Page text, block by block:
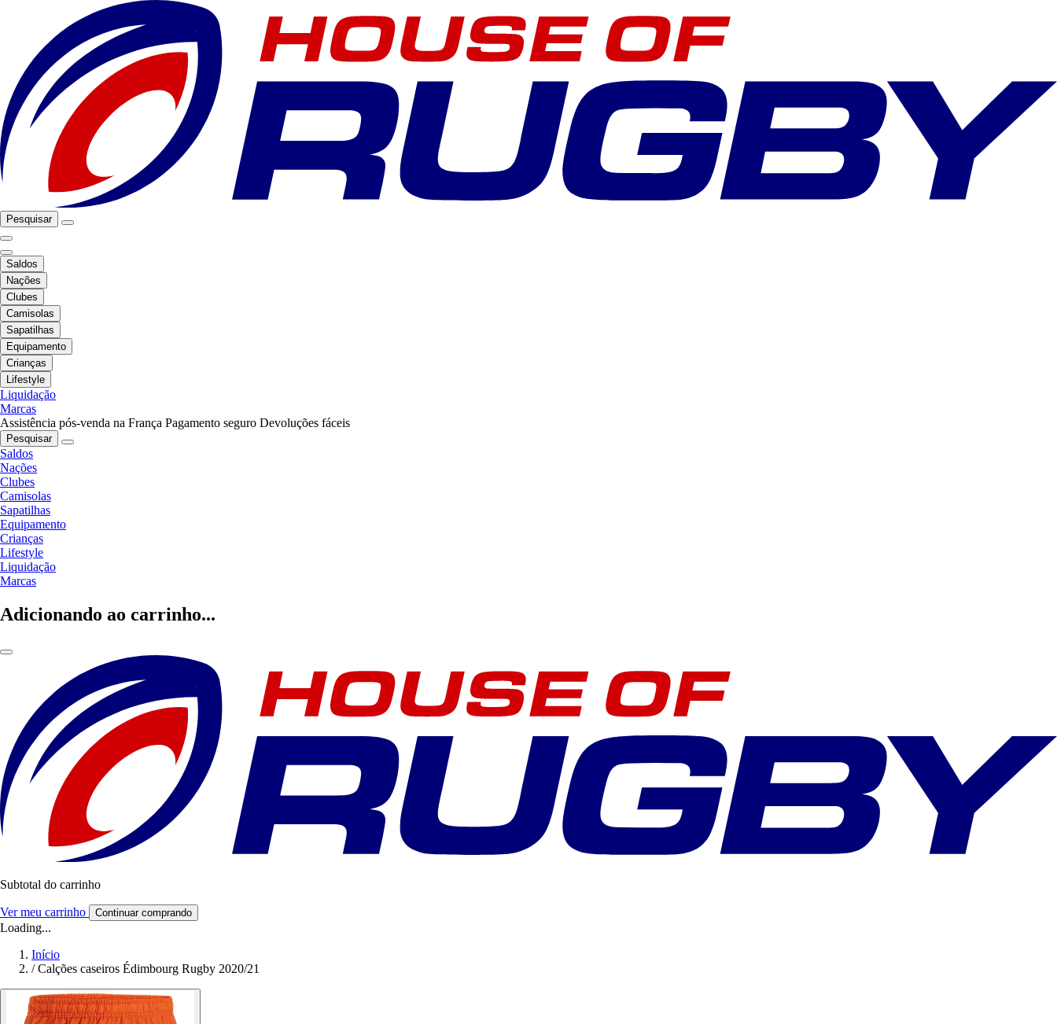
Pesquisar
Saldos
Nações
Clubes
Camisolas
Sapatilhas
Equipamento
Crianças
Lifestyle
Liquidação
Marcas
Assistência pós-venda na França Pagamento seguro Devoluções fáceis
Pesquisar
Saldos
Nações
Clubes
Camisolas
Sapatilhas
Equipamento
Crianças
Lifestyle
Liquidação
Marcas
Adicionando ao carrinho...
Subtotal do carrinho
Ver meu carrinho Continuar comprando
Loading...
Início
/ Calções caseiros Édimbourg Rugby 2020/21